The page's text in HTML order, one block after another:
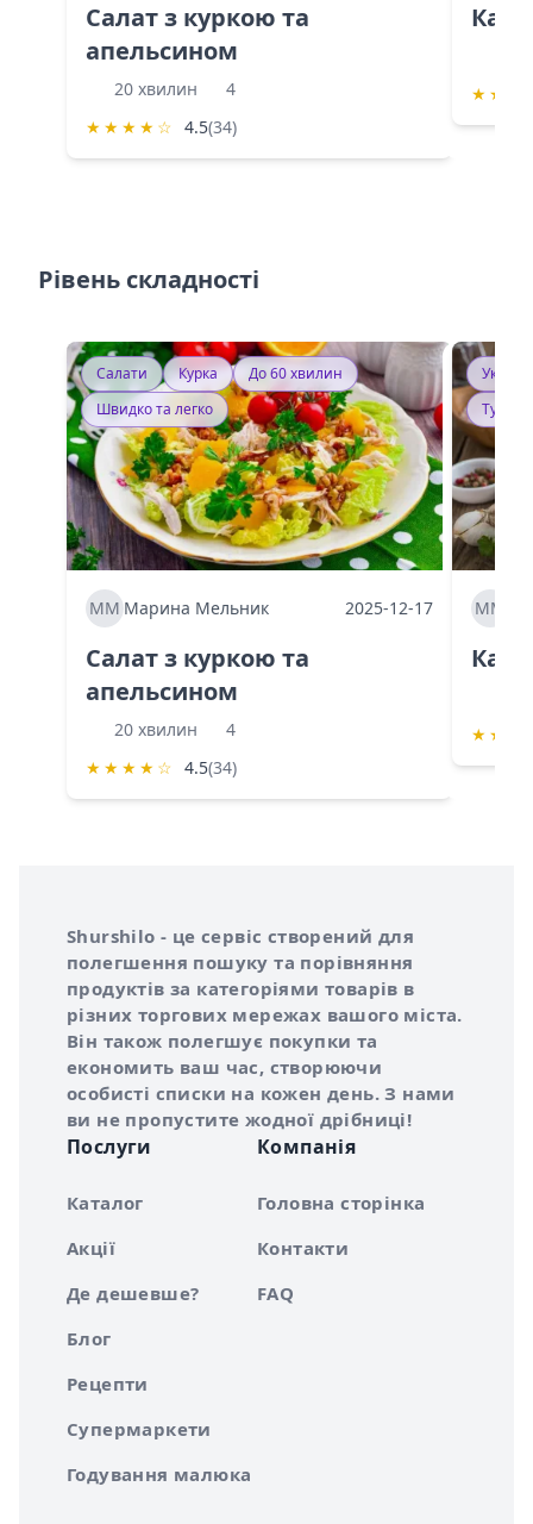
Салат з куркою та
апельсином
20 хвилин
4
★ ★ ★ ★ ☆ 4.5(34)
★ ★
Рівень складності
Салати Курка
До 60 хвилин
Швидко та легко
ММ Марина Мельник 2025-12-17
Салат з куркою та
апельсином
20 хвилин
4
★ ★ ★ ★ ☆ 4.5(34)
ММ
★ ★
Про сервіс Shurshilo
Shurshilo - це сервіс створений для
полегшення пошуку та порівняння
продуктів за категоріями товарів в
різних торгових мережах вашого міста.
Він також полегшує покупки та
економить ваш час, створюючи
особисті списки на кожен день. З нами
ви не пропустите жодної дрібниці!
Послуги
Каталог
Акції
Де дешевше?
Блог
Рецепти
Супермаркети
Годування малюка
Компанія
Головна сторінка
Контакти
FAQ